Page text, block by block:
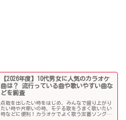
【2026年度】10代男女に人気のカラオケ
曲は？ 流行っている曲や歌いやすい曲な
どを調査
点数を出したい時をはじめ、みんなで盛り上がり
たい時や片思いの時、モテる歌をうまく歌いたい
時などに便利！カラオケでよく歌う定番ソングか